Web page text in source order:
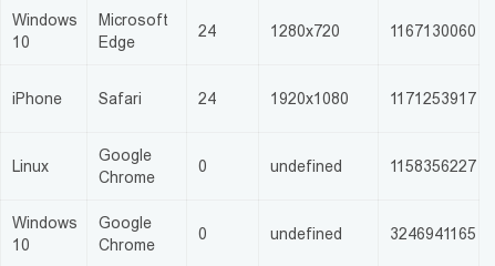
Windows
10
Microsoft
Edge
24 1280x720 1167130060
iPhone Safari 24 1920x1080 1171253917
Linux
Google
Chrome
0 undefined 1158356227
Windows
10
Google
Chrome
0 undefined 3246941165